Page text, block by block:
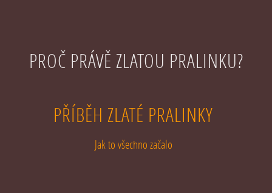
PROČ PRÁVĚ ZLATOU PRALINKU?
PŘÍBĚH ZLATÉ PRALINKY
Jak to všechno začalo